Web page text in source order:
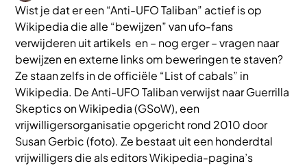
Wist je dat er een “Anti-UFO Taliban” actief is op
Wikipedia die alle “bewijzen” van ufo-fans
verwijderen uit artikels en – nog erger – vragen naar
bewijzen en externe links om beweringen te staven?
Ze staan zelfs in de officiële “List of cabals” in
Wikipedia. De Anti-UFO Taliban verwijst naar Guerrilla
Skeptics on Wikipedia (GSoW), een
vrijwilligersorganisatie opgericht rond 2010 door
Susan Gerbic (foto). Ze bestaat uit een honderdtal
vrijwilligers die als editors Wikipedia-pagina’s